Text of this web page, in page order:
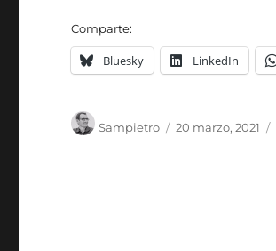
Comparte:
Bluesky LinkedIn
Sampietro 20 marzo, 2021